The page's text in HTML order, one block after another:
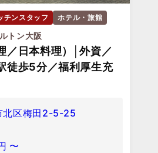
チンスタッフ ホテル・旅館
トン大阪
／日本料理）│外資／
徒歩5分／福利厚生充
北区梅田2-5-25
〜